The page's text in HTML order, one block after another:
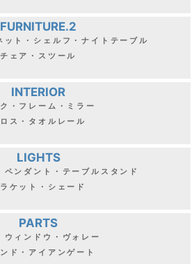
FURNITURE.2
ット・シェルフ・ナイトテーブル
チェア・スツール
INTERIOR
・フレーム・ミラー
ス・タオルレール
LIGHTS
ペンダント・テーブルスタンド
ケット・シェード
PARTS
ウィンドウ・ヴォレー
ド・アイアンゲート